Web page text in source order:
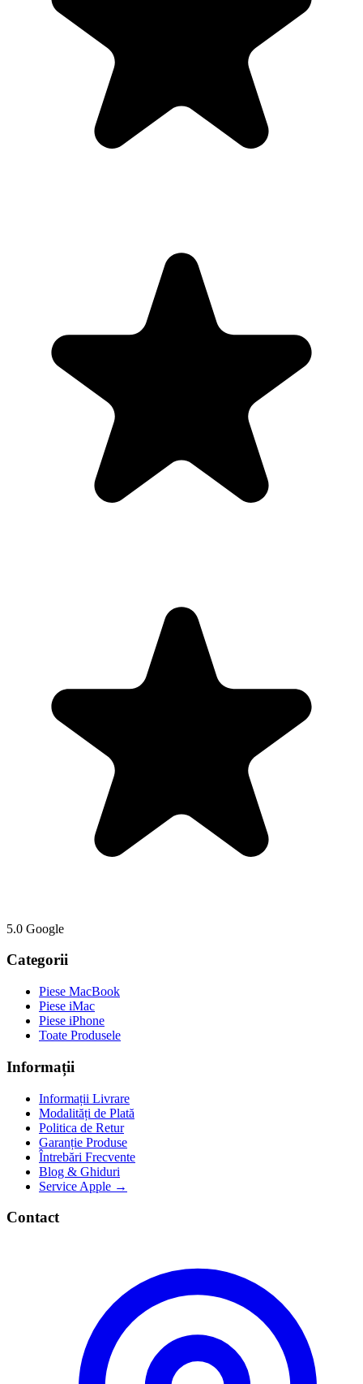
5.0 Google
Categorii
Piese MacBook
Piese iMac
Piese iPhone
Toate Produsele
Informații
Informații Livrare
Modalități de Plată
Politica de Retur
Garanție Produse
Întrebări Frecvente
Blog & Ghiduri
Service Apple →
Contact